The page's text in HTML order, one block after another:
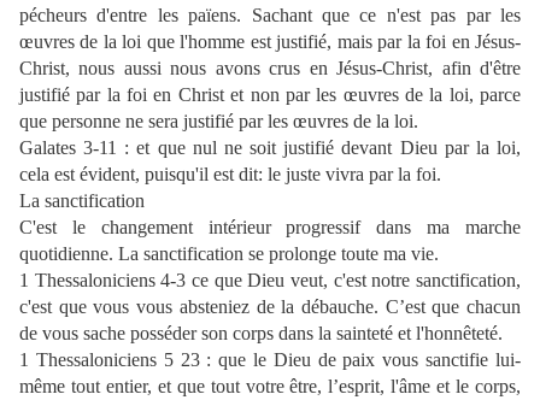
pécheurs d'entre les païens. Sachant que ce n'est pas par les
œuvres de la loi que l'homme est justifié, mais par la foi en Jésus-
Christ, nous aussi nous avons crus en Jésus-Christ, afin d'être
justifié par la foi en Christ et non par les œuvres de la loi, parce
que personne ne sera justifié par les œuvres de la loi.
Galates 3-11 : et que nul ne soit justifié devant Dieu par la loi,
cela est évident, puisqu'il est dit: le juste vivra par la foi.
La sanctification
C'est le
changement intérieur progressif
dans ma marche
quotidienne. La sanctification se prolonge toute ma vie.
1 Thessaloniciens 4-3 ce que Dieu veut, c'est notre sanctification,
c'est que vous vous absteniez de la débauche. C’est que chacun
de vous sache posséder son corps dans la sainteté et l'honnêteté.
1 Thessaloniciens 5 23 : que le Dieu de paix vous sanctifie lui-
même tout entier, et que tout votre être, l’esprit, l'âme et le corps,